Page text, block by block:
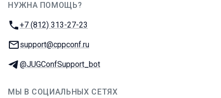
НУЖНА ПОМОЩЬ?
Телефон:
+7 (812) 313-27-23
E-mail:
support@cppconf.ru
Телеграм:
@JUGConfSupport_bot
МЫ В СОЦИАЛЬНЫХ СЕТЯХ